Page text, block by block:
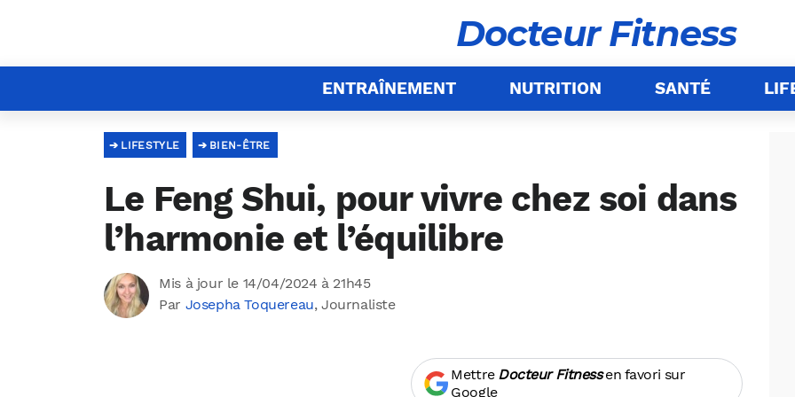
Docteur Fitness
ENTRAÎNEMENT NUTRITION SANTÉ
BIEN-ÊTRE
LIFESTYLE
Le Feng Shui, pour vivre chez soi dans
l’harmonie et l’équilibre
Mis à jour le 14/04/2024 à 21h45
Par Josepha Toquereau, Journaliste
Mettre Docteur Fitnessen favori sur
Google